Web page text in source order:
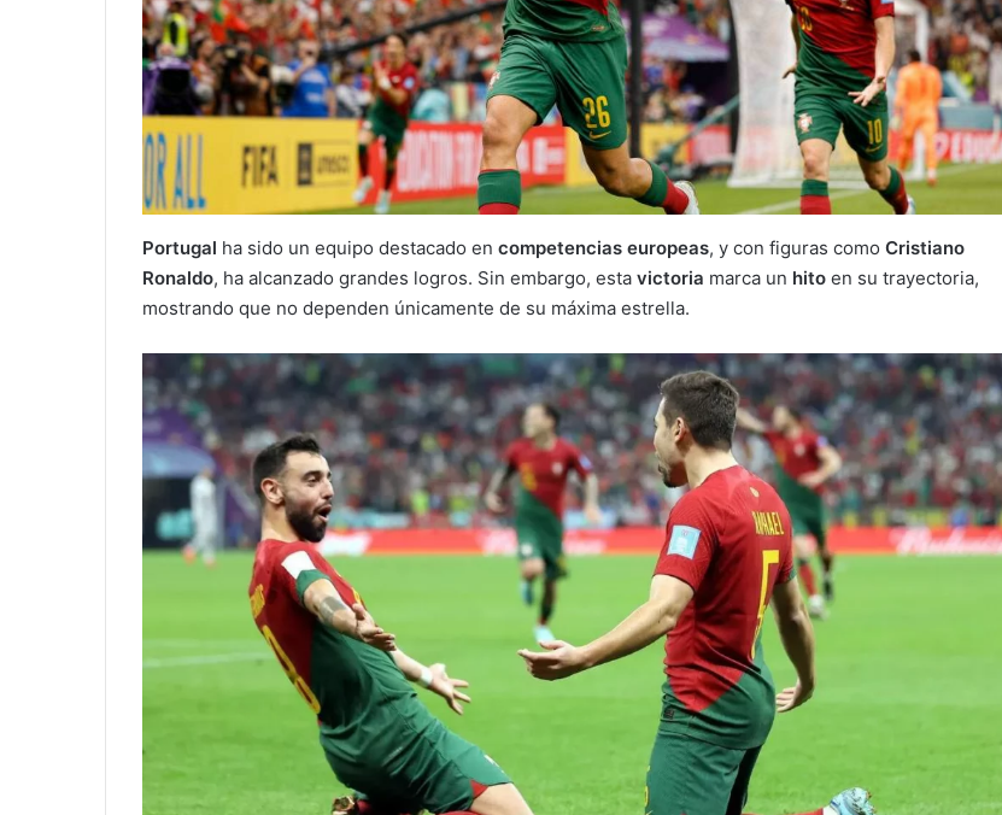
Portugal ha sido un equipo destacado en competencias europeas, y con figuras como Cristiano
Ronaldo, ha alcanzado grandes logros. Sin embargo, esta victoria marca un hito en su trayectoria,
mostrando que no dependen únicamente de su máxima estrella.